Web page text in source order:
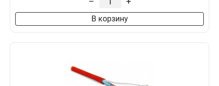
В корзину